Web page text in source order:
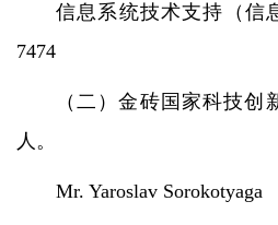
信息系统技术支持（信
7474
（二）金砖国家科技
人。
Mr. Yaroslav Sorokotyaga